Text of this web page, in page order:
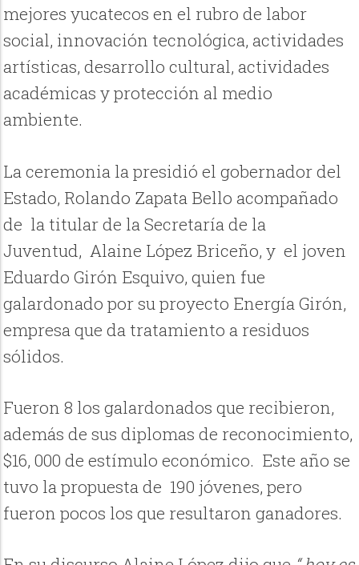
mejores yucatecos en el rubro de labor
social, innovación tecnológica, actividades
artísticas, desarrollo cultural, actividades
académicas y protección al medio
ambiente.
La ceremonia la presidió el gobernador del
Estado, Rolando Zapata Bello acompañado
de la titular de la Secretaría de la
Juventud, Alaine López Briceño, y el joven
Eduardo Girón Esquivo, quien fue
galardonado por su proyecto Energía Girón,
empresa que da tratamiento a residuos
sólidos.
Fueron 8 los galardonados que recibieron,
además de sus diplomas de reconocimiento,
$16, 000 de estímulo económico. Este año se
tuvo la propuesta de 190 jóvenes, pero
fueron pocos los que resultaron ganadores.